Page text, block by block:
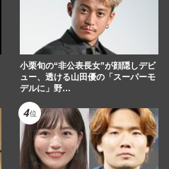
小栗旬の“非公表長女”が顔隠しデビ
ュー、透ける山田優の「スーパーモ
デルに」野…